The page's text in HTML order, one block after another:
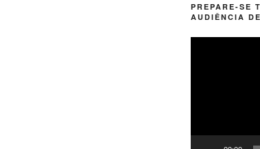
PREPARE-SE
AUDIÊNCIA